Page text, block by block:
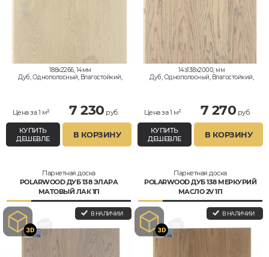
188x2266, 14мм
Дуб, Однополосный, Влагостойкий,
Цена за 1 м² 7 230 руб.
КУПИТЬ
ДЕШЕВЛЕ
В КОРЗИНУ
14з138x2000, мм
Дуб, Однополосный, Влагостойкий,
Цена за 1 м² 7 270 руб.
КУПИТЬ
ДЕШЕВЛЕ
В КОРЗИНУ
Паркетная доска
POLARWOOD ДУБ 138 ЭЛАРА
МАТОВЫЙ ЛАК 1П
В НАЛИЧИИ
Паркетная доска
POLARWOOD ДУБ 138 МЕРКУРИЙ
МАСЛО 2V 1П
В НАЛИЧИИ